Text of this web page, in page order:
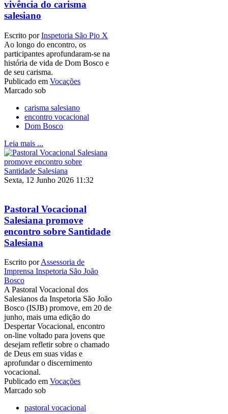
vivência do carisma
salesiano
Escrito porInspetoria São Pio X
Ao longo do encontro, os
participantes aprofundaram-se na
história de vida de Dom Bosco e
de seu carisma.
Publicado em Vocações
Marcado sob
carisma salesiano
encontro vocacional
Dom Bosco
Leia mais ...
Sexta, 12 Junho 2026 11:32
Pastoral Vocacional
Salesiana promove
encontro sobre Santidade
Salesiana
Escrito porAssessoria de
Imprensa Inspetoria São João
Bosco
A Pastoral Vocacional dos
Salesianos da Inspetoria São João
Bosco (ISJB) promove, em 20 de
junho, mais uma edição do
Despertar Vocacional, encontro
on-line voltado para jovens que
desejam refletir sobre o chamado
de Deus em suas vidas e
aprofundar o discernimento
vocacional.
Publicado em Vocações
Marcado sob
pastoral vocacional